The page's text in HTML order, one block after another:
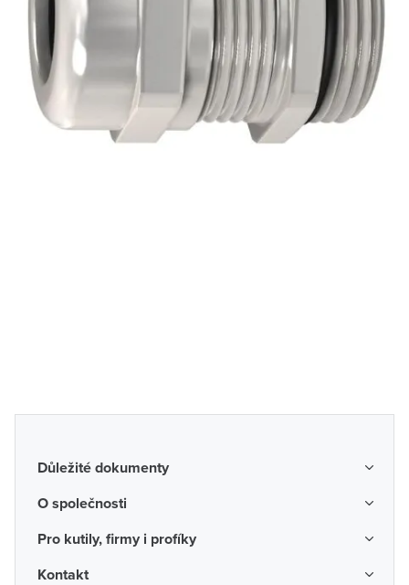
Důležité dokumenty
Obchodní podmínky
Reklamace a vrácení zboží
Odstoupení od smlouvy
O společnosti
O nás
Pro kutily, firmy i profíky
Katalogy probíhajících akcí
Kontakt